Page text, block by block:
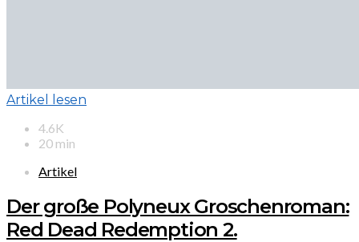
Artikel lesen
4.6K
20 min
Artikel
Der große Polyneux Groschenroman:
Red Dead Redemption 2.